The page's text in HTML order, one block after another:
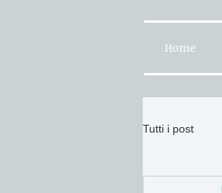
Home
Tutti i post